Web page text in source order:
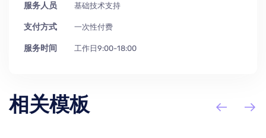
服务人员 基础技术支持
支付方式 一次性付费
服务时间 工作日9:00-18:00
相关模板